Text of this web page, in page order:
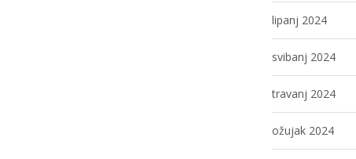
lipanj 2024
svibanj 2024
travanj 2024
ožujak 2024